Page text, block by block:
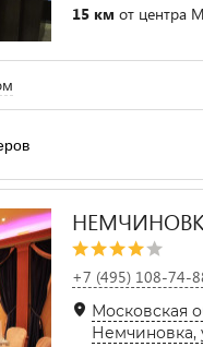
15 км от центра
+7 (495) 108-74-
Московская
Немчиновка,